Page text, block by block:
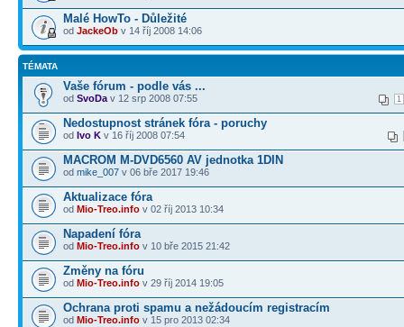
Malé HowTo - Důležité
od JackeOb v 14 říj 2008 14:06
TÉMATA
Vaše fórum - podle vás ...
1
od SvoDa v 12 srp 2008 07:55
Nedostupnost stránek fóra - poruchy
od Ivo K v 16 říj 2008 07:54
MACROM M-DVD6560 AV jednotka 1DIN
od mike_007 v 06 bře 2017 19:46
Aktualizace fóra
od Mio-Treo.info v 02 říj 2013 10:34
Napadení fóra
od Mio-Treo.info v 10 bře 2015 21:42
Změny na fóru
od Mio-Treo.info v 29 říj 2014 19:05
Ochrana proti spamu a nežádoucím registracím
od Mio-Treo.info v 15 pro 2013 02:34